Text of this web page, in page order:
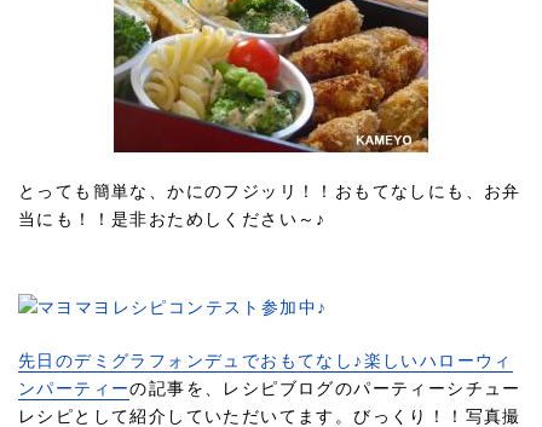
とっても簡単な、かにのフジッリ！！おもてなしにも、お弁
当にも！！是非おためしください～♪
先日のデミグラフォンデュでおもてなし♪楽しいハローウィ
ンパーティーの記事を、レシピブログのパーティーシチュー
レシピとして紹介していただいてます。びっくり！！写真撮